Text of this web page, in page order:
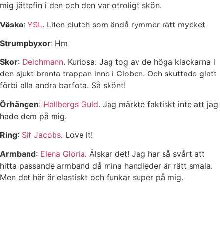
mig jättefin i den och den var otroligt skön.
Väska: YSL. Liten clutch som ändå rymmer rätt mycket
Strumpbyxor: Hm
Skor: Deichmann. Kuriosa: Jag tog av de höga klackarna i
den sjukt branta trappan inne i Globen. Och skuttade glatt
förbi alla andra barfota. Så skönt!
Örhängen: Hallbergs Guld. Jag märkte faktiskt inte att jag
hade dem på mig.
Ring: Sif Jacobs. Love it!
Armband: Elena Gloria. Älskar det! Jag har så svårt att
hitta passande armband då mina handleder är rätt smala.
Men det här är elastiskt och funkar super på mig.